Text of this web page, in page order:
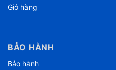
Giỏ hàng
BẢO HÀNH
Bảo hành